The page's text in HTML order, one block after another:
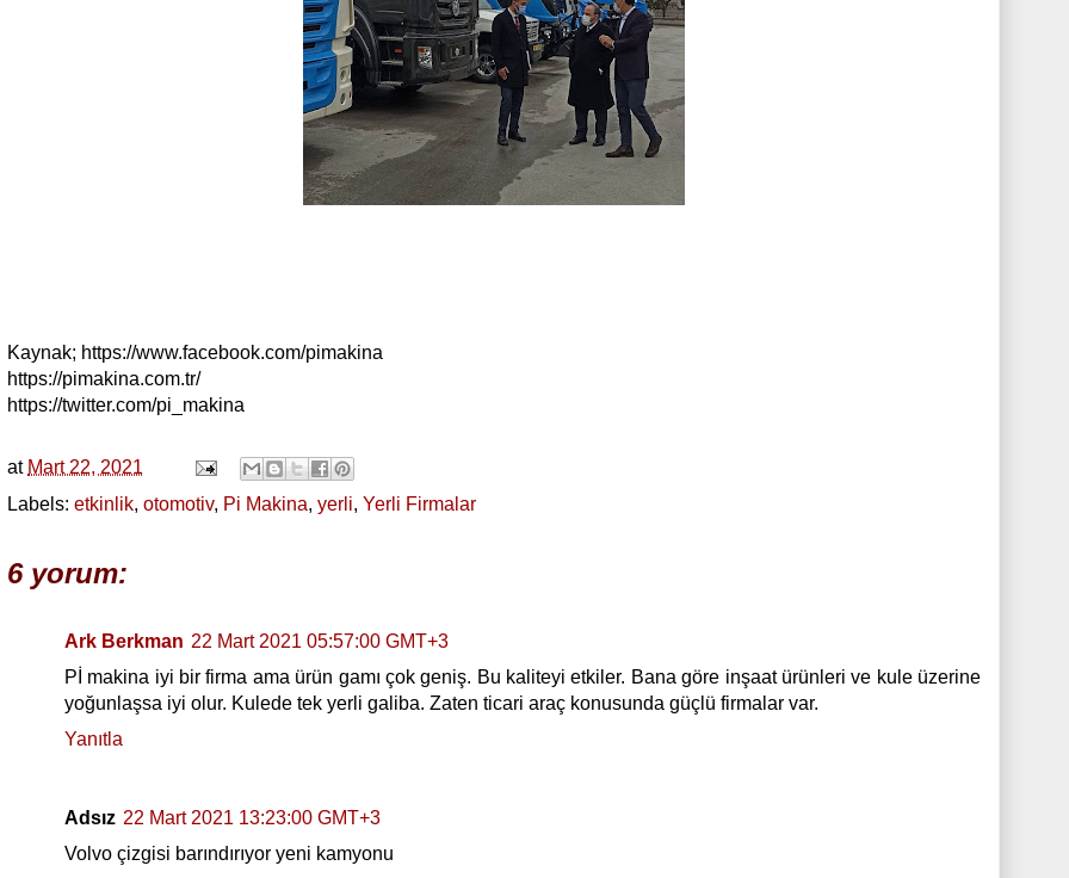
Kaynak; https://www.facebook.com/pimakina
https://pimakina.com.tr/
https://twitter.com/pi_makina
at Mart 22, 2021
Labels: etkinlik, otomotiv, Pi Makina, yerli, Yerli Firmalar
6 yorum:
Ark Berkman 22 Mart 2021 05:57:00 GMT+3
Pİ makina iyi bir firma ama ürün gamı çok geniş. Bu kaliteyi etkiler. Bana göre inşaat ürünleri ve kule üzerine
yoğunlaşsa iyi olur. Kulede tek yerli galiba. Zaten ticari araç konusunda güçlü firmalar var.
Yanıtla
Adsız 22 Mart 2021 13:23:00 GMT+3
Volvo çizgisi barındırıyor yeni kamyonu